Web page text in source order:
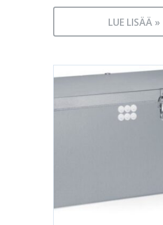
LUE LISÄÄ »